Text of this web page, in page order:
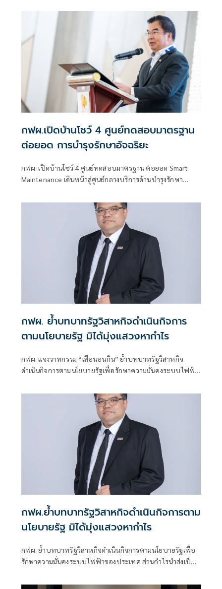
เจ้าฯ พระบรมราชินี ชิงถ้วยพระราชทานจากพระบาทสมเด็จ
พระเจ้าอยู่หัว
กฟผ.เปิดบ้านโชว์ 4 ศูนย์ทดสอบมาตรฐาน
ต่อยอด การบำรุงรักษาอัจฉริยะ
กฟผ. เปิดบ้านโชว์ 4 ศูนย์ทดสอบมาตรฐาน ต่อยอด Smart
Maintenance เดินหน้าสู่ศูนย์กลางบริการด้านบำรุงรักษา
กฟผ. ย้ำบทบาทรัฐวิสาหกิจดำเนินกิจการ
ตามนโยบายรัฐ มิได้มุ่งแสวงหากำไร
กฟผ. แจงวาทกรรม “เสือนอนกิน” ย้ำบทบาทรัฐวิสาหกิจ
ดำเนินกิจการตามนโยบายรัฐเพื่อรักษาความมั่นคงระบบไฟฟ้า
มือกับทุกภาคส่วนลดต้นทุนการผลิตไฟฟ้าเพื่อค่าไฟที่เป็น
กฟผ.ย้ำบทบาทรัฐวิสาหกิจดำเนินกิจการตาม
นโยบายรัฐ มิได้มุ่งแสวงหากำไร
กฟผ. ย้ำบทบาทรัฐวิสาหกิจดำเนินกิจการตามนโยบายรัฐเพื่อ
รักษาความมั่นคงระบบไฟฟ้าของประเทศ ส่วนกำไรนำส่งเป็น
ผลิตไฟฟ้าเพื่อค่าไฟที่เป็นธรรม